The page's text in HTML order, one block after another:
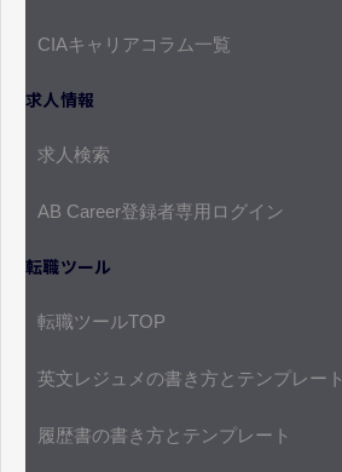
CIAキャリアコラム一覧
求人情報
求人検索
AB Career登録者専用ログイン
転職ツール
転職ツールTOP
英文レジュメの書き方とテンプレート
履歴書の書き方とテンプレート